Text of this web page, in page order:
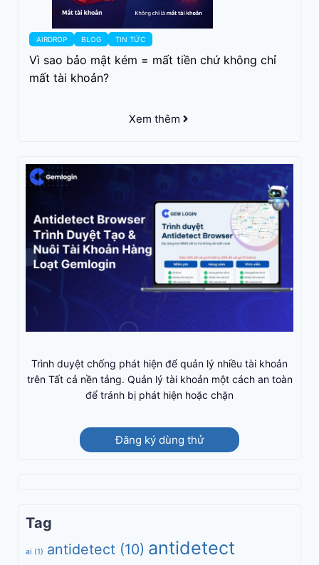
AIRDROP BLOG TIN TỨC
Vì sao bảo mật kém = mất tiền chứ không chỉ
mất tài khoản?
Xem thêm
Trình duyệt chống phát hiện để quản lý nhiều tài khoản
trên Tất cả nền tảng. Quản lý tài khoản một cách an toàn
để tránh bị phát hiện hoặc chặn
Đăng ký dùng thử
Tag
ai (1) antidetect (10) antidetect